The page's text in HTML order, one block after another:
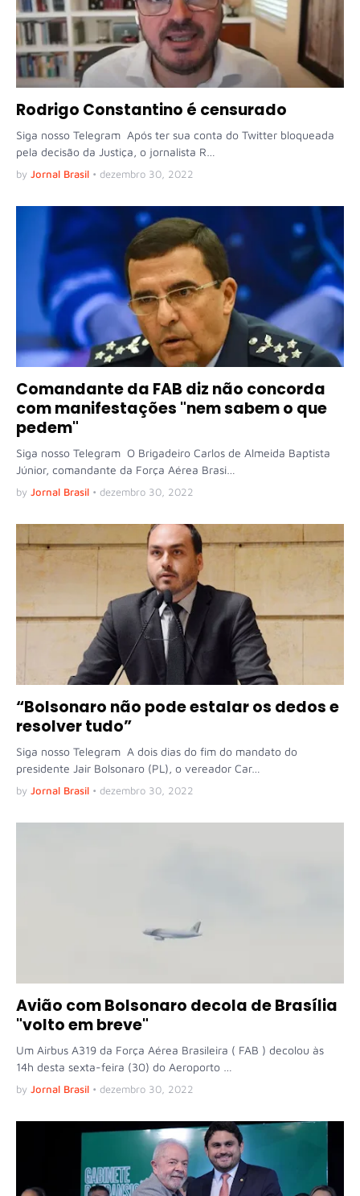
Rodrigo Constantino é censurado
Siga nosso Telegram Após ter sua conta do Twitter bloqueada
pela decisão da Justiça, o jornalista R…
by Jornal Brasil • dezembro 30, 2022
Comandante da FAB diz não concorda
com manifestações "nem sabem o que
pedem"
Siga nosso Telegram O Brigadeiro Carlos de Almeida Baptista
Júnior, comandante da Força Aérea Brasi…
by Jornal Brasil • dezembro 30, 2022
“Bolsonaro não pode estalar os dedos e
resolver tudo”
Siga nosso Telegram A dois dias do fim do mandato do
presidente Jair Bolsonaro (PL), o vereador Car…
by Jornal Brasil • dezembro 30, 2022
Avião com Bolsonaro decola de Brasília
"volto em breve"
Um Airbus A319 da Força Aérea Brasileira ( FAB ) decolou às
14h desta sexta-feira (30) do Aeroporto …
by Jornal Brasil • dezembro 30, 2022